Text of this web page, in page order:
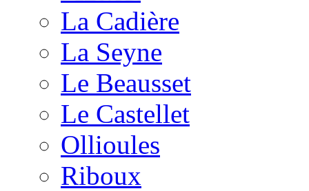
La Cadière
La Seyne
Le Beausset
Le Castellet
Ollioules
Riboux